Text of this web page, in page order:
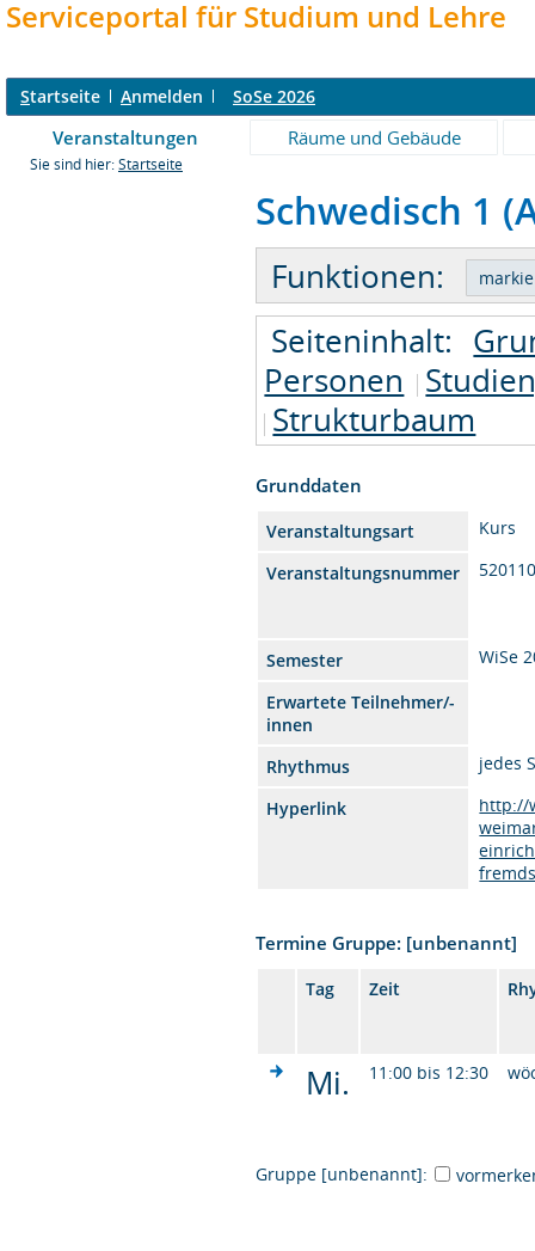
Serviceportal für Studium und Lehre
Startseite Anmelden SoSe 2026
Veranstaltungen Räume und Gebäude
Sie sind hier: Startseite
Schwedisch 1
Funktionen:
Seiteninhalt:
Personen
Strukturbaum
Grunddaten
Veranstaltungsart
Kurs
Veranstaltungsnummer
Semester
WiSe
Erwartete Teilnehmer/-
innen
Rhythmus
jedes
Hyperlink
http://
Termine Gruppe: [unbenannt]
Tag Zeit
Mi. 11:00 bis 12:30
Gruppe [unbenannt]: